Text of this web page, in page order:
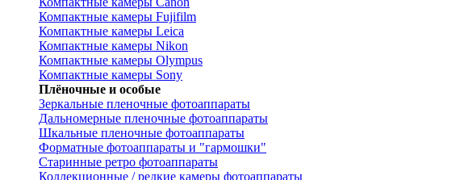
Компактные камеры Fujifilm
Компактные камеры Leica
Компактные камеры Nikon
Компактные камеры Olympus
Компактные камеры Sony
Плёночные и особые
Зеркальные пленочные фотоаппараты
Дальномерные пленочные фотоаппараты
Шкальные пленочные фотоаппараты
Форматные фотоаппараты и "гармошки"
Старинные ретро фотоаппараты
Коллекционные / редкие камеры фотоаппараты